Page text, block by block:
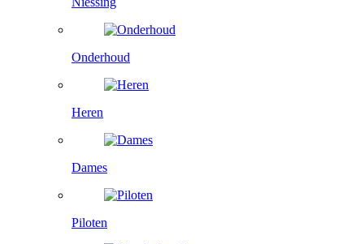
Onderhoud
Heren
Dames
Piloten